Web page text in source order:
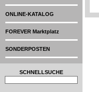
SCHNELLSUCHE
ONLINE-KATALOG
FOREVER Marktplatz
SONDERPOSTEN